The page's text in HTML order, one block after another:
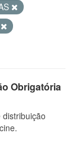
Obrigatória